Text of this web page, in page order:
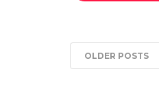
OLDER POSTS